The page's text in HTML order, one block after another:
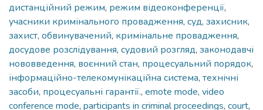
дистанційний режим, режим відеоконференції,
учасники кримінального провадження, суд, захисник,
захист, обвинувачений, кримінальне провадження,
досудове розслідування, судовий розгляд, законодавчі
нововведення, воєнний стан, процесуальний порядок,
інформаційно-телекомунікаційна система, технічні
засоби, процесуальні гарантії., emote mode, video
conference mode, participants in criminal proceedings, court,